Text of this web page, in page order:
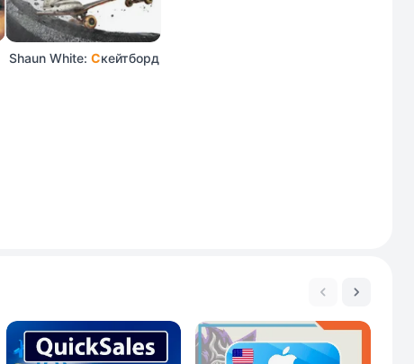
Shaun White:Скейтборд